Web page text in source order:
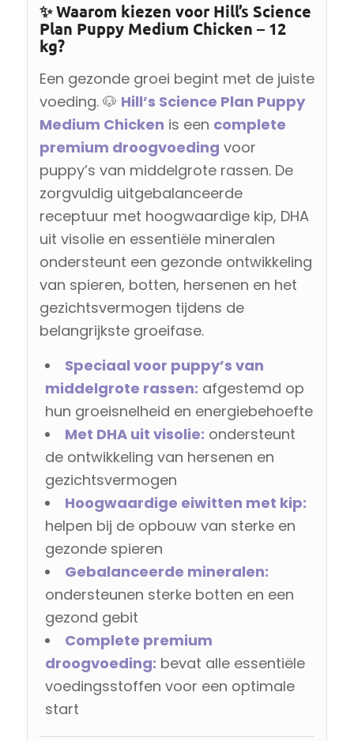
✨ Waarom kiezen voor Hill’s Science
Plan Puppy Medium Chicken – 12
kg?
Een gezonde groei begint met de juiste
voeding. 🐶 Hill’s Science Plan Puppy
Medium Chicken is een complete
premium droogvoeding voor
puppy’s van middelgrote rassen. De
zorgvuldig uitgebalanceerde
receptuur met hoogwaardige kip, DHA
uit visolie en essentiële mineralen
ondersteunt een gezonde ontwikkeling
van spieren, botten, hersenen en het
gezichtsvermogen tijdens de
belangrijkste groeifase.
Speciaal voor puppy’s van
middelgrote rassen: afgestemd op
hun groeisnelheid en energiebehoefte
Met DHA uit visolie: ondersteunt
de ontwikkeling van hersenen en
gezichtsvermogen
Hoogwaardige eiwitten met kip:
helpen bij de opbouw van sterke en
gezonde spieren
Gebalanceerde mineralen:
ondersteunen sterke botten en een
gezond gebit
Complete premium
droogvoeding: bevat alle essentiële
voedingsstoffen voor een optimale
start